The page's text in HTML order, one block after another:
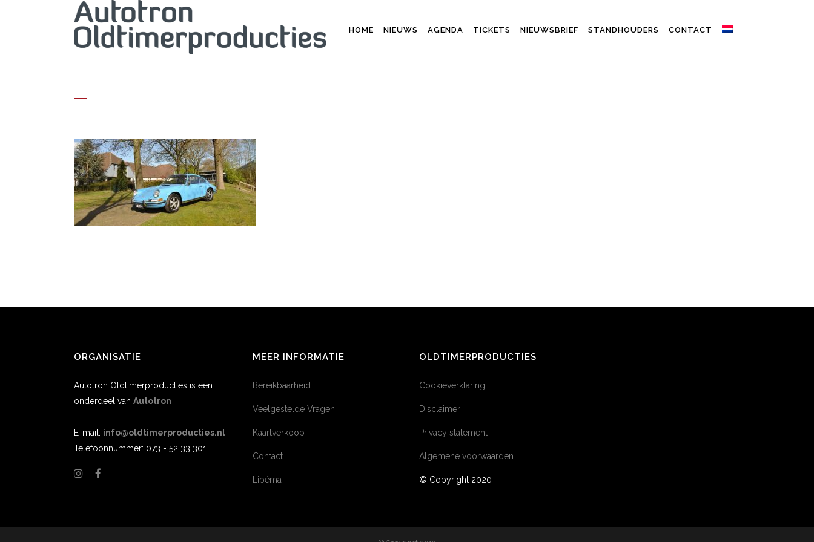
HOME NIEUWS AGENDA TICKETS NIEUWSBRIEF STANDHOUDERS CONTACT
ORGANISATIE
Autotron Oldtimerproducties is een
onderdeel van Autotron
E-mail: info@oldtimerproducties.nl
Telefoonnummer: 073 - 52 33 301
MEER INFORMATIE
Bereikbaarheid
Veelgestelde Vragen
Kaartverkoop
Contact
Libéma
OLDTIMERPRODUCTIES
Cookieverklaring
Disclaimer
Privacy statement
Algemene voorwaarden
© Copyright 2020